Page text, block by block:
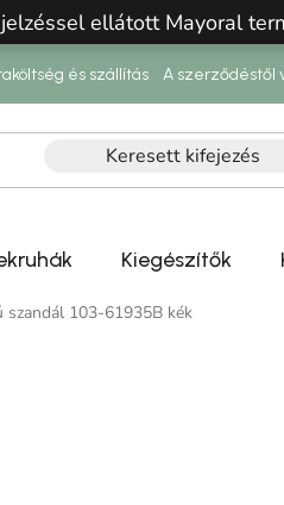
ellátott Mayoral
és szállítás A szerződéstől
Kiegészítők
szandál 103-61935B kék